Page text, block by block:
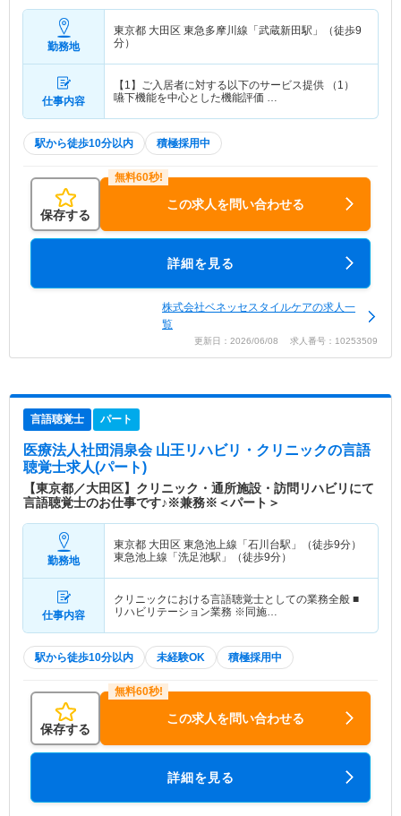
勤務地
東京都 大田区 東急多摩川線「武蔵新田駅」（徒歩9
分）
仕事内容
【1】ご入居者に対する以下のサービス提供 （1）
嚥下機能を中心とした機能評価 …
駅から徒歩10分以内 積極採用中
保存する
この求人を問い合わせる
詳細を見る
株式会社ベネッセスタイルケアの求人一
覧
更新日：2026/06/08 求人番号：10253509
言語聴覚士 パート
医療法人社団涓泉会 山王リハビリ・クリニックの言語
聴覚士求人(パート)
【東京都／大田区】クリニック・通所施設・訪問リハビリにて
言語聴覚士のお仕事です♪※兼務※＜パート＞
勤務地
東京都 大田区 東急池上線「石川台駅」（徒歩9分）
東急池上線「洗足池駅」（徒歩9分）
仕事内容
クリニックにおける言語聴覚士としての業務全般 ■
リハビリテーション業務 ※同施…
駅から徒歩10分以内 未経験OK 積極採用中
保存する
この求人を問い合わせる
詳細を見る